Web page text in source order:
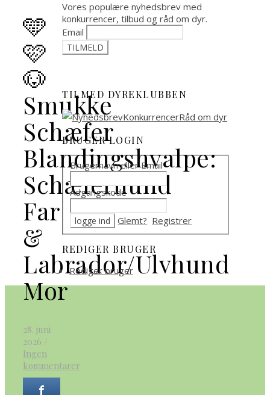
🩵
🩷
🐶
Smukke
Schæfer
Blandingshvalpe:
Schæferhund
Far
&
Labrador/Ulvhund
Mor
28. juni
2026 /
Ingen
kommentarer
Vores populære nyhedsbrev med
konkurrencer, tilbud og råd om dyr.
Email
TILMED DYREKLUBBEN
BRUGER LOGIN
Brugernavn eller Email
Adgangskode
Glemt? Registrer
REDIGER BRUGER
Rediger bruger